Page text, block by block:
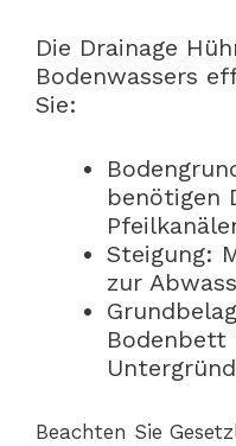
Die Drainage
Bodenwassers
Sie:
benötigen
Steigung:
zur
Beachten Sie